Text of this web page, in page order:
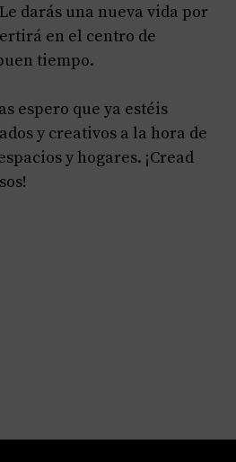
darás una nueva vida por
en el centro de
tiempo.
espero que ya estéis
y creativos a la hora de
y hogares. ¡Cread